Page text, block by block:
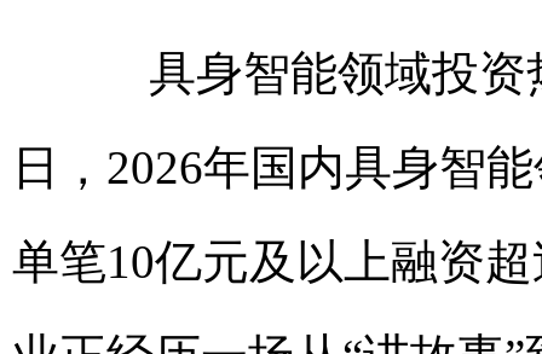
具身智能领域投资
日，2026年国内具身智
单笔10亿元及以上融资